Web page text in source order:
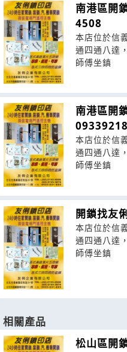
南港區開
4508
本店位於信
通四通八達
師傅坐鎮
南港區開
本店位於信
通四通八達
師傅坐鎮
開鎖找友
本店位於信
通四通八達
師傅坐鎮
相關產品
松山區開